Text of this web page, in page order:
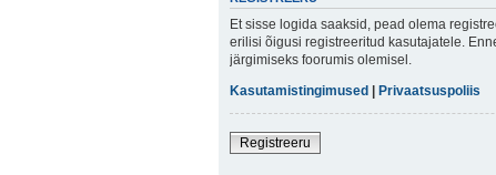
Et sisse logida saaksid, pead olema
erilisi õigusi registreeritud kasutajatele.
järgimiseks foorumis olemisel.
Kasutamistingimused | Privaatsuspoliis
Registreeru